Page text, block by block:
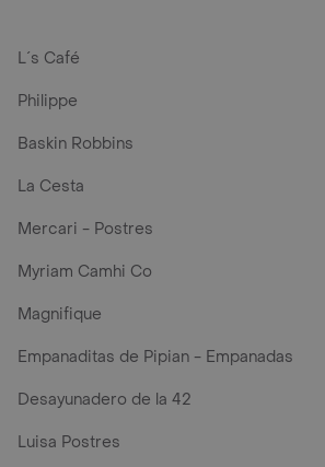
L´s Café
Philippe
Baskin Robbins
La Cesta
Mercari - Postres
Myriam Camhi Co
Magnifique
Empanaditas de Pipian - Empanadas
Desayunadero de la 42
Luisa Postres